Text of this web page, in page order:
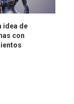
idea de
con